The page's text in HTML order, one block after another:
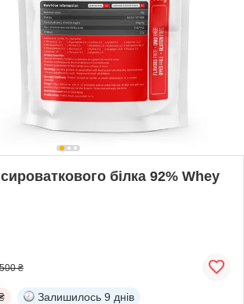
білка 92% Whey
₴
Залишилось 9 днів